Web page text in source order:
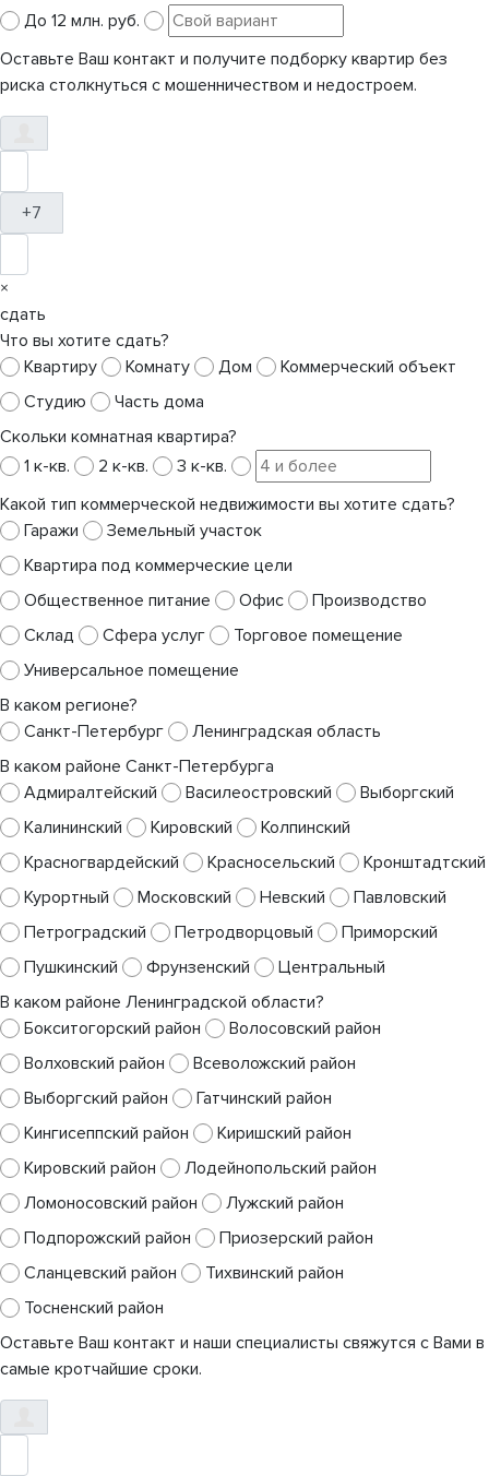
До 12 млн. руб.
Оставьте Ваш контакт и получите подборку квартир без
риска столкнуться с мошенничеством и недостроем.
+7
×
сдать
Что вы хотите сдать?
Квартиру
Комнату Дом
Коммерческий объект
Студию
Часть дома
Скольки комнатная квартира?
1 к-кв.
2 к-кв.
3 к-кв.
Какой тип коммерческой недвижимости вы хотите сдать?
Гаражи
Земельный участок
Квартира под коммерческие цели
Общественное питание
Офис
Производство
Склад
Сфера услуг
Торговое помещение
Универсальное помещение
В каком регионе?
Санкт-Петербург
Ленинградская область
В каком районе Санкт-Петербурга
Адмиралтейский
Василеостровский
Выборгский
Калининский
Кировский
Колпинский
Красногвардейский
Красносельский
Кронштадтский
Курортный
Московский Невский
Павловский
Петроградский
Петродворцовый
Приморский
Пушкинский
Фрунзенский
Центральный
В каком районе Ленинградской области?
Бокситогорский район
Волосовский район
Волховский район
Всеволожский район
Выборгский район
Гатчинский район
Кингисеппский район
Киришский район
Кировский район
Лодейнопольский район
Ломоносовский район
Лужский район
Подпорожский район
Приозерский район
Сланцевский район
Тихвинский район
Тосненский район
Оставьте Ваш контакт и наши специалисты свяжутся с Вами в
самые кротчайшие сроки.